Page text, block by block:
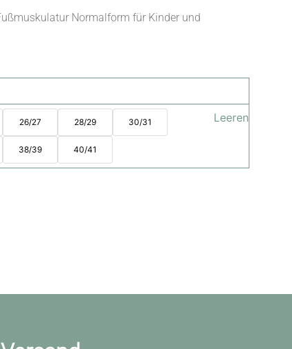
Normalform für Kinder und
26/27 28/29 30/31
38/39 40/41
Leeren